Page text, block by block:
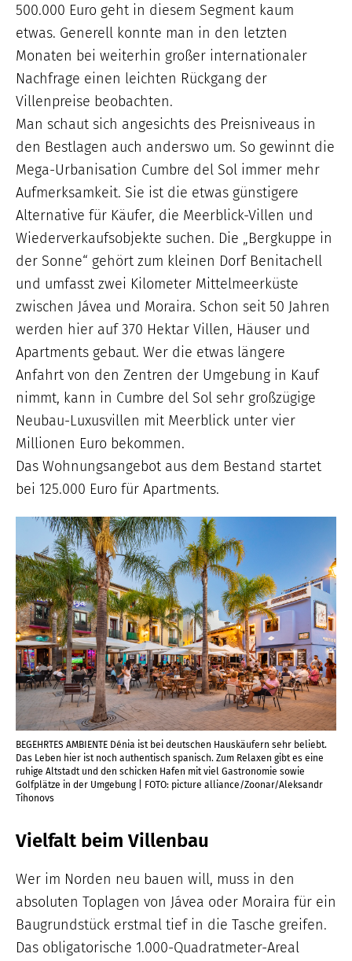
500.000 Euro geht in diesem Segment kaum
etwas. Generell konnte man in den letzten
Monaten bei weiterhin großer internationaler
Nachfrage einen leichten Rückgang der
Villenpreise beobachten.
Man schaut sich angesichts des Preisniveaus in
den Bestlagen auch anderswo um. So gewinnt die
Mega-Urbanisation Cumbre del Sol immer mehr
Aufmerksamkeit. Sie ist die etwas günstigere
Alternative für Käufer, die Meerblick-Villen und
Wiederverkaufsobjekte suchen. Die „Bergkuppe in
der Sonne“ gehört zum kleinen Dorf Benitachell
und umfasst zwei Kilometer Mittelmeerküste
zwischen Jávea und Moraira. Schon seit 50 Jahren
werden hier auf 370 Hektar Villen, Häuser und
Apartments gebaut. Wer die etwas längere
Anfahrt von den Zentren der Umgebung in Kauf
nimmt, kann in Cumbre del Sol sehr großzügige
Neubau-Luxusvillen mit Meerblick unter vier
Millionen Euro bekommen.
Das Wohnungsangebot aus dem Bestand startet
bei 125.000 Euro für Apartments.
BEGEHRTES AMBIENTE Dénia ist bei deutschen Hauskäufern sehr beliebt.
Das Leben hier ist noch authentisch spanisch. Zum Relaxen gibt es eine
ruhige Altstadt und den schicken Hafen mit viel Gastronomie sowie
Golfplätze in der Umgebung | FOTO: picture alliance/Zoonar/Aleksandr
Tihonovs
Vielfalt beim Villenbau
Wer im Norden neu bauen will, muss in den
absoluten Toplagen von Jávea oder Moraira für ein
Baugrundstück erstmal tief in die Tasche greifen.
Das obligatorische 1.000-Quadratmeter-Areal